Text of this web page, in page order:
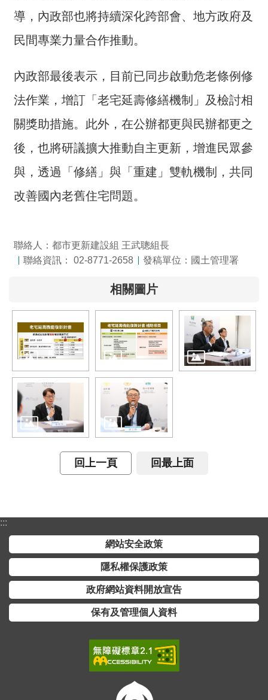
電
報
RSS
English
網
站
全
策
私
府
網
站
料
開
有
及
理
個
資
料
導，內政部也將持續深化跨部會、地方政府及
民間專業力量合作推動。
內政部最後表示，目前已同步啟動危老條例修
法作業，增訂「老宅延壽修繕機制」及檢討相
關獎助措施。此外，在公辦都更與民辦都更之
後，也將研議擴大推動自主更新，增進民眾參
與，透過「修繕」與「重建」雙軌機制，共同
改善國內老舊住宅問題。
聯絡人：都市更新建設組 王武聰組長
聯絡資訊： 02-8771-2658
發稿單位：國土管理署
相關圖片
回上一頁 回最上面
:::
網站安全政策
隱私權保護政策
政府網站資料開放宣告
保有及管理個人資料